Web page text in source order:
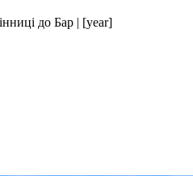
до Бар | [year]